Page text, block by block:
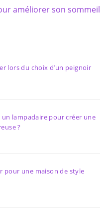
améliorer son sommeil
lors du choix d’un peignoir
lampadaire pour créer une
?
pour une maison de style